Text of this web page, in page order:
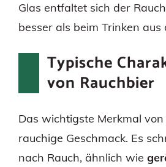
Glas entfaltet sich der
besser als beim Trinken aus
Typische
von Rauchbier
Das wichtigste Merkmal
rauchige Geschmack. Es
nach Rauch, ähnlich wie